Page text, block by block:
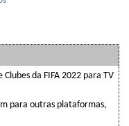
da FIFA 2022 para TV
para outras plataformas,